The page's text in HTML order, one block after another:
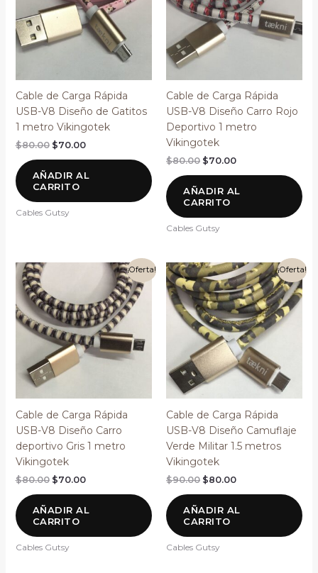
Cable de Carga Rápida
USB-V8 Diseño de Gatitos
1 metro Vikingotek
$80.00 $70.00
AÑADIR AL
CARRITO
Cables Gutsy
Cable de Carga Rápida
USB-V8 Diseño Carro Rojo
Deportivo 1 metro
Vikingotek
$80.00 $70.00
AÑADIR AL
CARRITO
Cables Gutsy
¡Oferta!
Cable de Carga Rápida
USB-V8 Diseño Carro
deportivo Gris 1 metro
Vikingotek
$80.00
era:
$80.00.
$70.00
precio
actual
es:
$70.00.
AÑADIR AL
CARRITO
Cables Gutsy
¡Oferta!
Cable de Carga Rápida
USB-V8 Diseño Camuflaje
Verde Militar 1.5 metros
Vikingotek
$90.00
El
precio
original
era:
$90.00.
$80.00
El
precio
actual
es:
$80.00.
AÑADIR AL
CARRITO
Cables Gutsy